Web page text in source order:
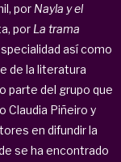
por Nayla y el
por La trama
así como
de la literatura
parte del grupo que
Claudia Piñeiro y
en difundir la
se ha encontrado